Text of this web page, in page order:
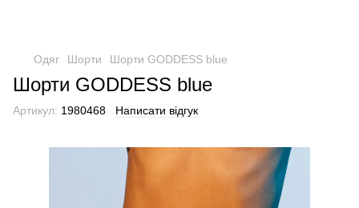
Одяг Шорти Шорти GODDESS blue
Шорти GODDESS blue
Артикул: 1980468 Написати відгук